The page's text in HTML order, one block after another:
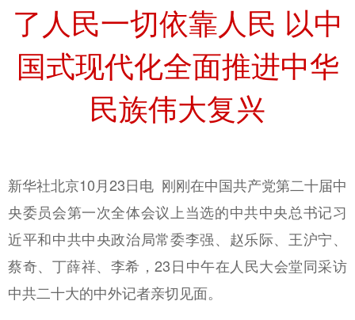
了人民一切依靠人民 以中
国式现代化全面推进中华
民族伟大复兴
新华社北京10月23日电 刚刚在中国共产党第二十届中
央委员会第一次全体会议上当选的中共中央总书记习
近平和中共中央政治局常委李强、赵乐际、王沪宁、
蔡奇、丁薛祥、李希，23日中午在人民大会堂同采访
中共二十大的中外记者亲切见面。